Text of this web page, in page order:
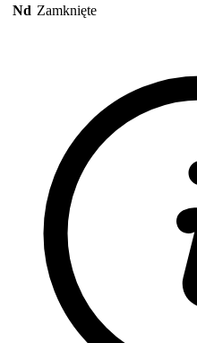
Nd Zamknięte